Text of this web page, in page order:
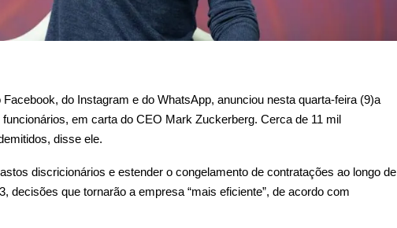
do Instagram e do WhatsApp, anunciou nesta quarta-feira (9)a
em carta do CEO Mark Zuckerberg. Cerca de 11 mil
disse ele.
discricionários e estender o congelamento de contratações ao longo de
decisões que tornarão a empresa “mais eficiente”, de acordo com